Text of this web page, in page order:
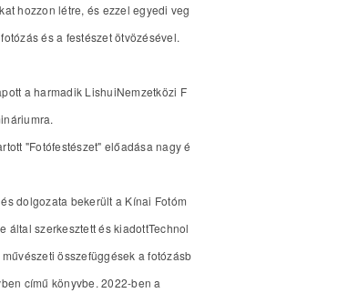
hozzon létre, és ezzel egyedi veg
és a festészet ötvözésével.
a harmadik LishuiNemzetközi F
"Fotófestészet" előadása nagy é
dolgozata bekerült a Kínai Fotóm
által szerkesztett és kiadottTechnol
összefüggések a fotózásb
című könyvbe. 2022-ben a